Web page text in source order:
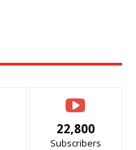
22,800
Subscribers